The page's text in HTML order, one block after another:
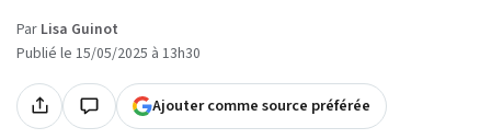
Par Lisa Guinot
Publié le 15/05/2025 à 13h30
Ajouter comme source préférée